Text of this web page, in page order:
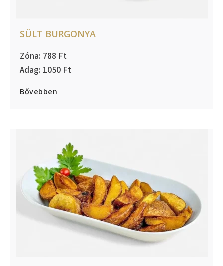
SÜLT BURGONYA
788
1050
Bővebben